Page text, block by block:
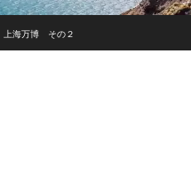
上海万博 その２